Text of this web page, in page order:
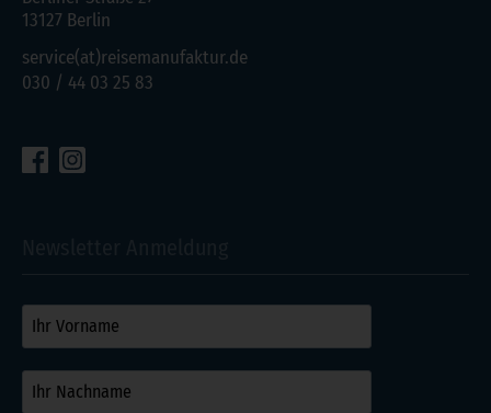
13127 Berlin
service(at)reisemanufaktur.de
030 / 44 03 25 83